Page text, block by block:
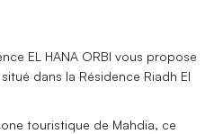
EL HANA ORBI vous propose
dans la Résidence Riadh El
touristique de Mahdia, ce